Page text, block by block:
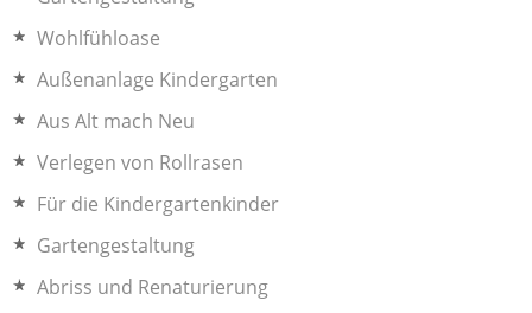
Wohlfühloase
Außenanlage Kindergarten
Aus Alt mach Neu
Verlegen von Rollrasen
Für die Kindergartenkinder
Gartengestaltung
Abriss und Renaturierung